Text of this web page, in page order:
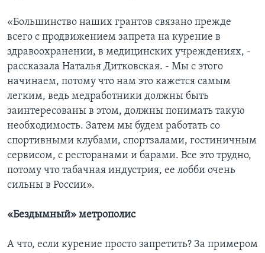
«Большинство наших грантов связано прежде
всего с продвижением запрета на курение в
здравоохранении, в медицинских учреждениях, -
рассказала Наталья Дитковская. - Мы с этого
начинаем, потому что нам это кажется самым
легким, ведь медработники должны быть
заинтересованы в этом, должны понимать такую
необходимость. Затем мы будем работать со
спортивными клубами, спортзалами, гостиничным
сервисом, с ресторанами и барами. Все это трудно,
потому что табачная индустрия, ее лобби очень
сильны в России».
«Бездымный» метрополис
А что, если курение просто запретить? За примером